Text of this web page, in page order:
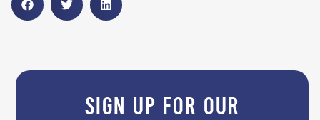
sign up for our